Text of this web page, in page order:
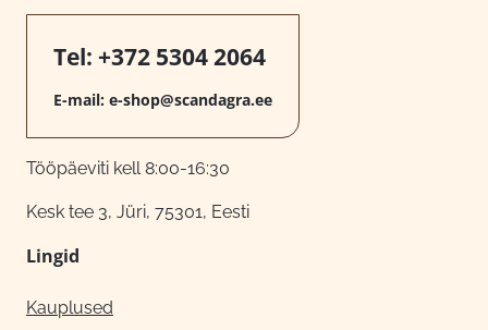
Tel: +372 5304 2064
E-mail: e-shop@scandagra.ee
Tööpäeviti kell 8:00-16:30
Kesk tee 3, Jüri, 75301, Eesti
Lingid
Kauplused